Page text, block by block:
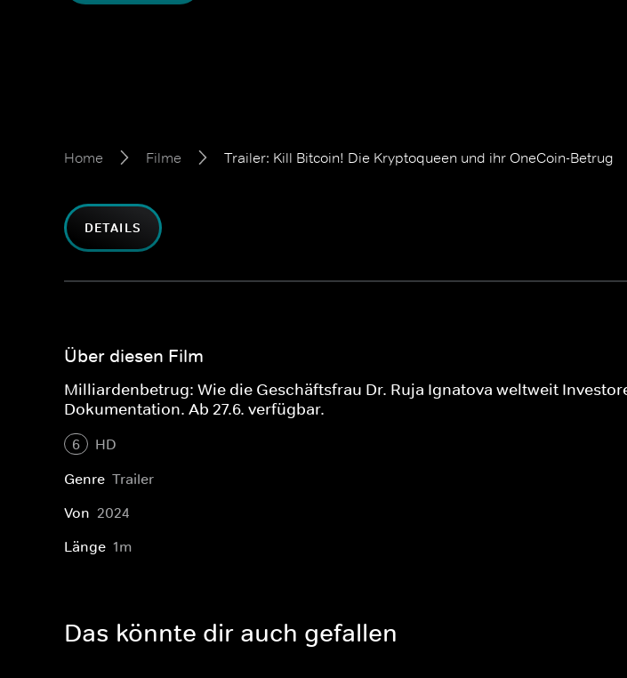
Home Filme Trailer: Kill Bitcoin! Die Kryptoqueen und ihr OneCoin-Betrug
DETAILS
Über diesen Film
Milliardenbetrug: Wie die Geschäftsfrau Dr. Ruja Ignatova weltweit
Dokumentation. Ab 27.6. verfügbar.
6
HD
Genre Trailer
Von 2024
Länge 1m
Das könnte dir auch gefallen